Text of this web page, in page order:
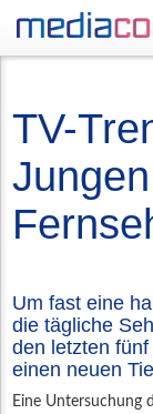
TV-
Um fast eine
die tägliche
den letzten
einen neuen
Eine Untersuchung